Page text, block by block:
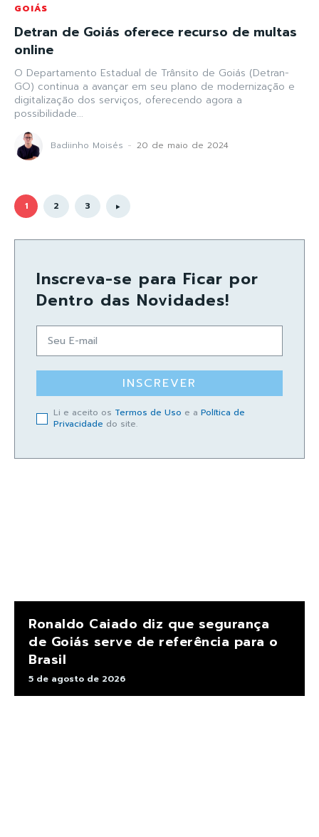
GOIÁS
Detran de Goiás oferece recurso de multas
online
O Departamento Estadual de Trânsito de Goiás (Detran-
GO) continua a avançar em seu plano de modernização e
digitalização dos serviços, oferecendo agora a
possibilidade...
Badiinho Moisés - 20 de maio de 2024
1 2 3
Inscreva-se para Ficar por
Dentro das Novidades!
INSCREVER
Li e aceito os Termos de Uso e a Política de
Privacidade do site.
Ronaldo Caiado diz que segurança
de Goiás serve de referência para o
Brasil
5 de agosto de 2026